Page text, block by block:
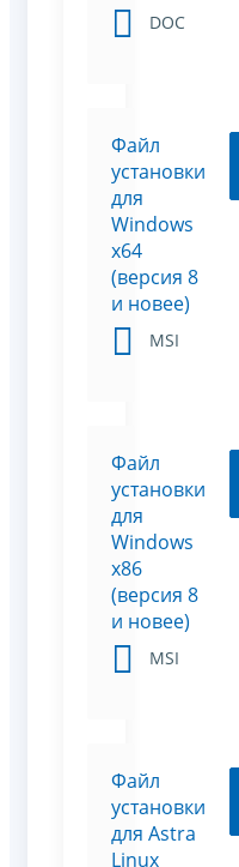
DOC
Файл
установки
для
Windows
x64
(версия 8
и новее)
MSI
Файл
установки
для
Windows
x86
(версия 8
и новее)
MSI
Файл
установки
для Astra
Linux